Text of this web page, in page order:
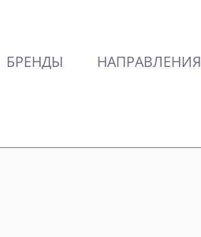
БРЕНДЫ НАПРАВЛЕНИЯ